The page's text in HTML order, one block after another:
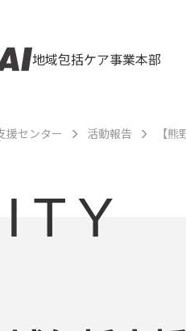
地域包括ケア事業本部
援センター 活動報告 【